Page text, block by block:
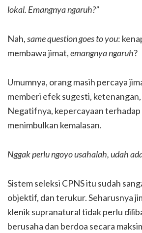
lokal. Emangnya ngaruh?”
Nah,same question goes to you:
membawa jimat,emangnya ngaruh?
Umumnya, orang masih percaya
memberi efek sugesti,
Negatifnya, kepercayaan terhadap
menimbulkan kemalasan.
Nggak perlu ngoyo usahalah, udah
Sistem seleksi CPNS itu sudah
objektif, dan terukur. Seharusnya
klenik supranatural tidak perlu
berusaha dan berdoa secara